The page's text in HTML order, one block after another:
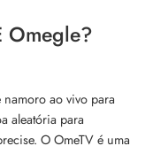
Omegle?
ao vivo para
aleatória para
O OmeTV é uma